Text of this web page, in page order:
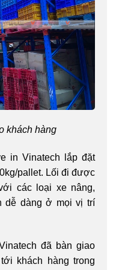
khách hàng
in Vinatech lắp đặt
pallet. Lối đi được
các loại xe nâng,
dễ dàng ở mọi vị trí
đã bàn giao
khách hàng trong